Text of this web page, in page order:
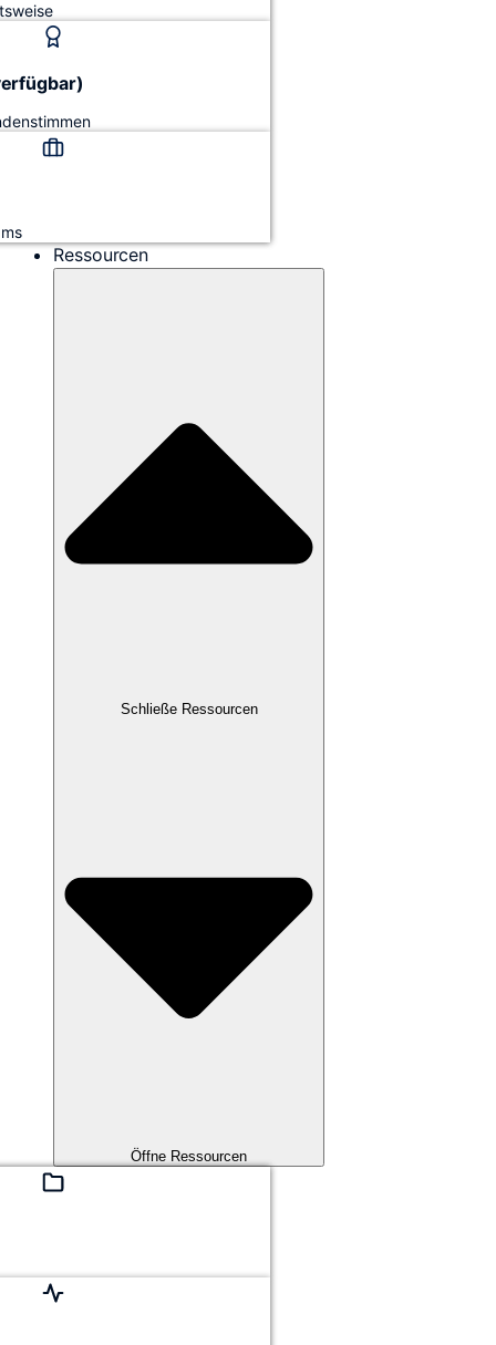
Ressourcen
Schließe Ressourcen
Öffne Ressourcen